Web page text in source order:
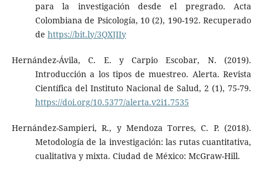
para la investigación desde el pregrado. Acta
Colombiana de Psicología, 10 (2), 190-192. Recuperado
de https://bit.ly/3QXJIIy
Hernández-Ávila, C. E. y Carpio Escobar, N. (2019).
Introducción a los tipos de muestreo. Alerta. Revista
Científica del Instituto Nacional de Salud, 2 (1), 75-79.
https://doi.org/10.5377/alerta.v2i1.7535
Hernández-Sampieri, R., y Mendoza Torres, C. P. (2018).
Metodología de la investigación: las rutas cuantitativa,
cualitativa y mixta. Ciudad de México: McGraw-Hill.